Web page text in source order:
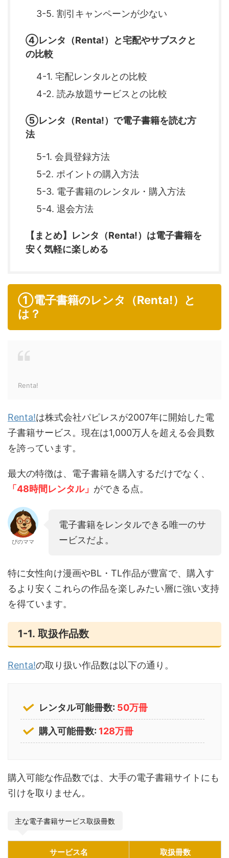
3-5. 割引キャンペーンが少ない
④レンタ（Renta!）と宅配やサブスクと
の比較
4-1. 宅配レンタルとの比較
4-2. 読み放題サービスとの比較
⑤レンタ（Renta!）で電子書籍を読む方
法
5-1. 会員登録方法
5-2. ポイントの購入方法
5-3. 電子書籍のレンタル・購入方法
5-4. 退会方法
【まとめ】レンタ（Renta!）は電子書籍を
安く気軽に楽しめる
①電子書籍のレンタ（Renta!）と
は？
Renta!
Renta!は株式会社パピレスが2007年に開始した電
子書籍サービス。現在は1,000万人を超える会員数
を誇っています。
最大の特徴は、電子書籍を購入するだけでなく、
「48時間レンタル」 ができる点。
ぴのママ
電子書籍をレンタルできる唯一のサ
ービスだよ。
特に女性向け漫画やBL・TL作品が豊富で、購入す
るより安くこれらの作品を楽しみたい層に強い支持
を得ています。
1-1. 取扱作品数
Renta!の取り扱い作品数は以下の通り。
レンタル可能冊数: 50万冊
購入可能冊数: 128万冊
購入可能な作品数では、大手の電子書籍サイトにも
引けを取りません。
主な電子書籍サービス取扱冊数
サービス名 取扱冊数